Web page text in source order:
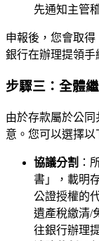
先通知主管
申報後，您會取得
銀行在辦理提領手
步驟三：全體
由於存款屬於公
意。您可以選擇以
協議分割 ：
書」，載明
公證授權的
遺產稅繳清/
往銀行辦理